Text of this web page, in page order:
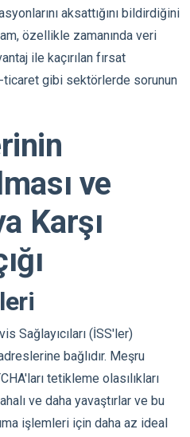
aksattığını bildirdiğini
özellikle zamanında veri
ile kaçırılan fırsat
gibi sektörlerde sorunun
ve
Karşı
Sağlayıcıları (İSS'ler)
bağlıdır. Meşru
tetikleme olasılıkları
ve daha yavaştırlar ve bu
işlemleri için daha az ideal